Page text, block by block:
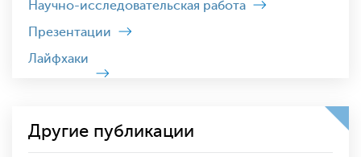
Научно-исследовательская работа
Презентации
Лайфхаки
Другие публикации